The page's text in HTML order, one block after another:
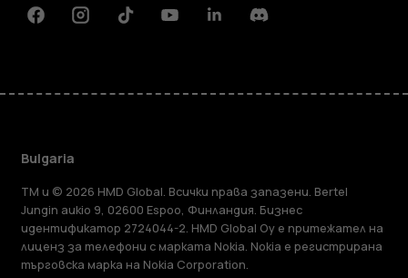
FacebookInstagramTiktokYoutubeLinkedinDiscord
Bulgaria
TM и © 2026 HMD Global. Всички права запазени. Bertel
Jungin aukio 9, 02600 Espoo, Финландия. Бизнес
идентификатор 2724044-2. HMD Global Oy е притежател на
лиценз за телефони с марката Nokia. Nokia е регистрирана
търговска марка на Nokia Corporation.